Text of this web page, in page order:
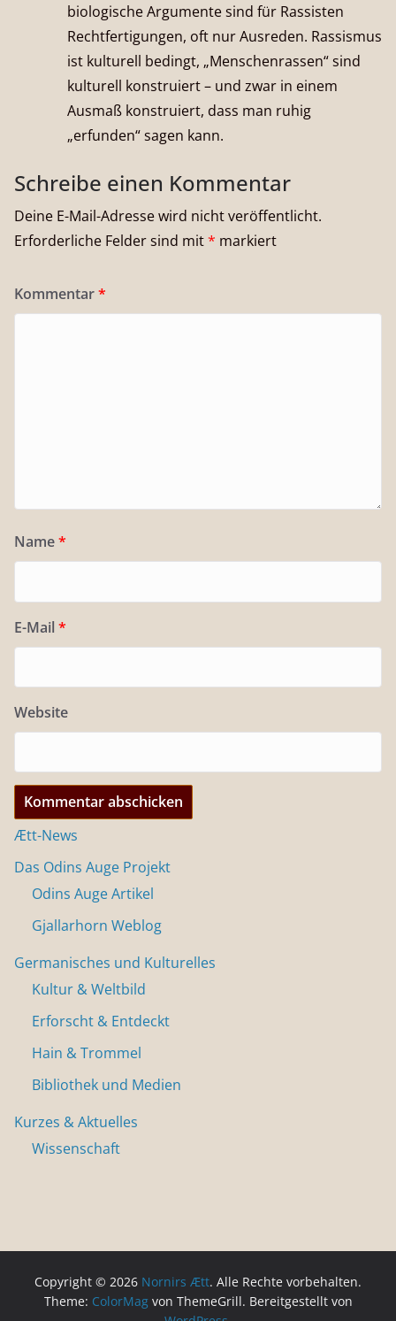
biologische Argumente sind für Rassisten
Rechtfertigungen, oft nur Ausreden. Rassismus
ist kulturell bedingt, „Menschenrassen“ sind
kulturell konstruiert – und zwar in einem
Ausmaß konstruiert, dass man ruhig
„erfunden“ sagen kann.
Schreibe einen Kommentar
Deine E-Mail-Adresse wird nicht veröffentlicht.
Erforderliche Felder sind mit* markiert
Kommentar*
Name*
E-Mail *
Website
Ætt-News
Das Odins Auge Projekt
Odins Auge Artikel
Gjallarhorn Weblog
Germanisches und Kulturelles
Kultur & Weltbild
Erforscht & Entdeckt
Hain & Trommel
Bibliothek und Medien
Kurzes & Aktuelles
Wissenschaft
Copyright © 2026 Nornirs Ætt. Alle Rechte vorbehalten.
Theme: ColorMagvon ThemeGrill. Bereitgestellt von